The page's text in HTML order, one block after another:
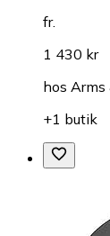
fr.
1 430 kr
hos Arms
+1 butik